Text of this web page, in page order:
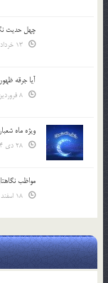
چهل حدیث
آیا جرقه
ویژه ماه
مواظب